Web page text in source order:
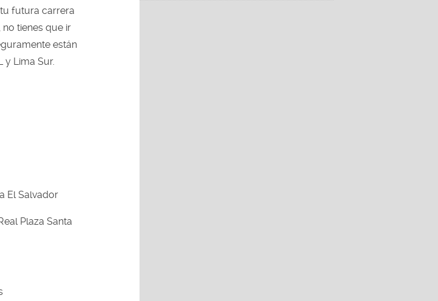
futura carrera
tienes que ir
están
y Lima Sur.
El Salvador
Plaza Santa